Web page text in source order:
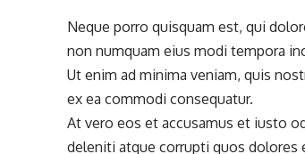
Neque porro quisquam est, qui
non numquam eiusmodi tempora
Ut enim ad minima veniam, quis
ex ea commodi consequatur.
At vero eos et accusamus et iusto
deleniti atque corrupti quos dolores